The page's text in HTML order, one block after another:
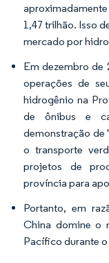
1,47 trilhão. Isso
mercado por
Em dezembro de
operações de
hidrogênio na
de ônibus e
demonstração de
o transporte
projetos de
província para
Portanto, em
China domine o
Pacífico durante